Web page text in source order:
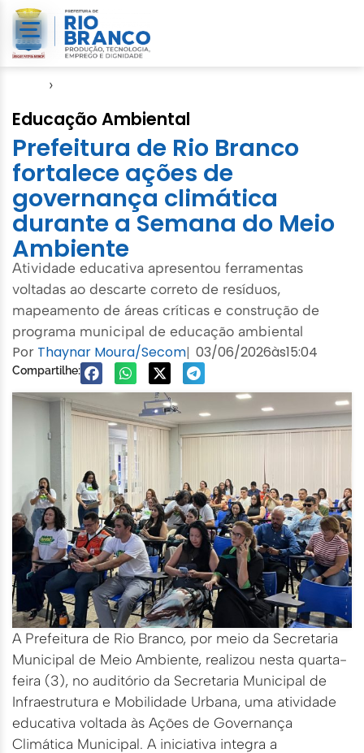
›
Educação Ambiental
Prefeitura de Rio Branco
fortalece ações de
governança climática
durante a Semana do Meio
Ambiente
Atividade educativa apresentou ferramentas
voltadas ao descarte correto de resíduos,
mapeamento de áreas críticas e construção de
programa municipal de educação ambiental
Por Thaynar Moura/Secom| 03/06/2026às15:04
Compartilhe:
A Prefeitura de Rio Branco, por meio da Secretaria
Municipal de Meio Ambiente, realizou nesta quarta-
feira (3), no auditório da Secretaria Municipal de
Infraestrutura e Mobilidade Urbana, uma atividade
educativa voltada às Ações de Governança
Climática Municipal. A iniciativa integra a